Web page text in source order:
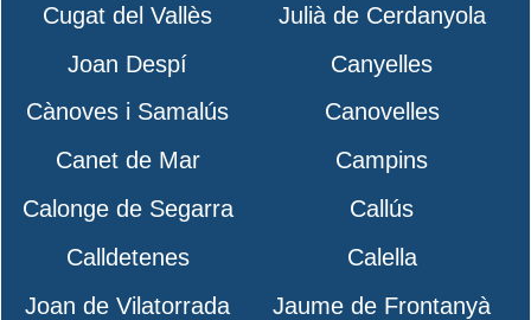
Cugat del Vallès
Julià de Cerdanyola
Joan Despí
Canyelles
Cànoves i Samalús
Canovelles
Canet de Mar
Campins
Calonge de Segarra
Callús
Calldetenes
Calella
Joan de Vilatorrada
Jaume de Frontanyà